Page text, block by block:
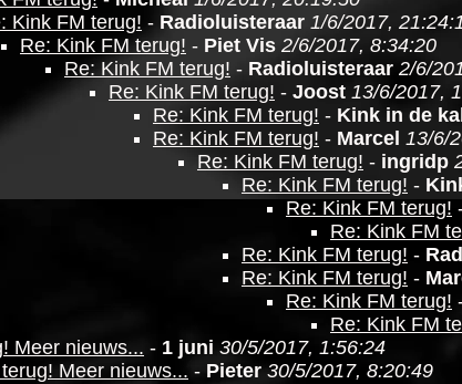
Kink FM terug! - Radioluisteraar 1/6/2017,
Re: Kink FM terug! - Piet Vis 2/6/2017, 8:34:20
Re: Kink FM terug! - Radioluisteraar 2/6/
Re: Kink FM terug! - Joost 13/6/2017,
Re: Kink FM terug! - Kink in de
Re: Kink FM terug! - Marcel 13/6/
Re: Kink FM terug! - ingridp
Re: Kink FM terug! -
Re: Kink FM terug!
Re: Kink FM
Re: Kink FM terug! -
Re: Kink FM terug! -
Re: Kink FM terug!
Re: Kink FM
Meer nieuws... - 1 juni 30/5/2017, 1:56:24
Meer nieuws... - Pieter 30/5/2017, 8:20:49